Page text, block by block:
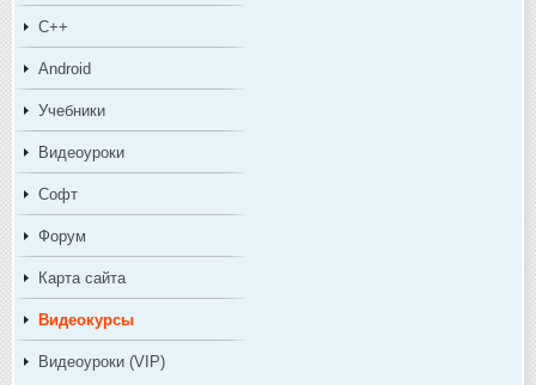
C++
Android
Учебники
Видеоуроки
Софт
Форум
Карта сайта
Видеокурсы
Видеоуроки (VIP)